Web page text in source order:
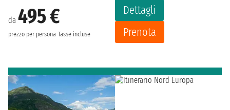
da 495 €
prezzo per persona Tasse incluse
Dettagli
Prenota